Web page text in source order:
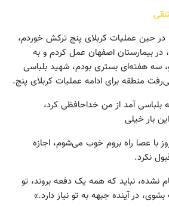
بیست و سوم دی ماه 65 در حین عملیات کربلای پنج ترکش خوردم،
در بیمارستان اصفهان عمل کردم و به
سه هفته‌ای بستری بودم، شهید بلباسی
منطقه برای ادامه عملیات کربلای پنج.
بلباسی آمد از من خداحافظی کرد،
بار خیلی
با عصا راه بروم خوب می‌شوم، اجازه
نکرد.
نباید که همه یک دفعه بروند، تو
در آینده جبهه به تو نیاز دارد.»